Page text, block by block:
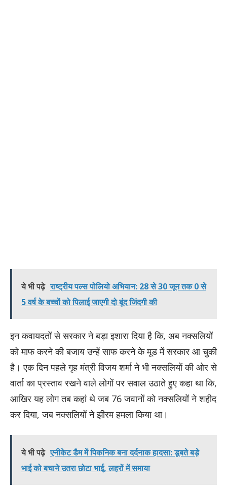
ये भी पढ़े राष्ट्रीय पल्स पोलियो अभियान: 28 से 30 जून तक 0 से
5 वर्ष के बच्चों को पिलाई जाएगी दो बूंद जिंदगी की
इन कवायदतों से सरकार ने बड़ा इशारा दिया है कि, अब नक्सलियों
को माफ करने की बजाय उन्हें साफ करने के मूड में सरकार आ चुकी
है। एक दिन पहले गृह मंत्री विजय शर्मा ने भी नक्सलियों की ओर से
वार्ता का प्रस्ताव रखने वाले लोगों पर सवाल उठाते हुए कहा था कि,
आखिर यह लोग तब कहां थे जब 76 जवानों को नक्सलियों ने शहीद
कर दिया, जब नक्सलियों ने झीरम हमला किया था।
ये भी पढ़े एनीकेट डैम में पिकनिक बना दर्दनाक हादसा: डूबते बड़े
भाई को बचाने उतरा छोटा भाई, लहरों में समाया